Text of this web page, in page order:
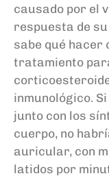
causado por el
respuesta de
sabe qué hacer
tratamiento
inmunológico.
junto con los
cuerpo, no
auricular, con
latidos por